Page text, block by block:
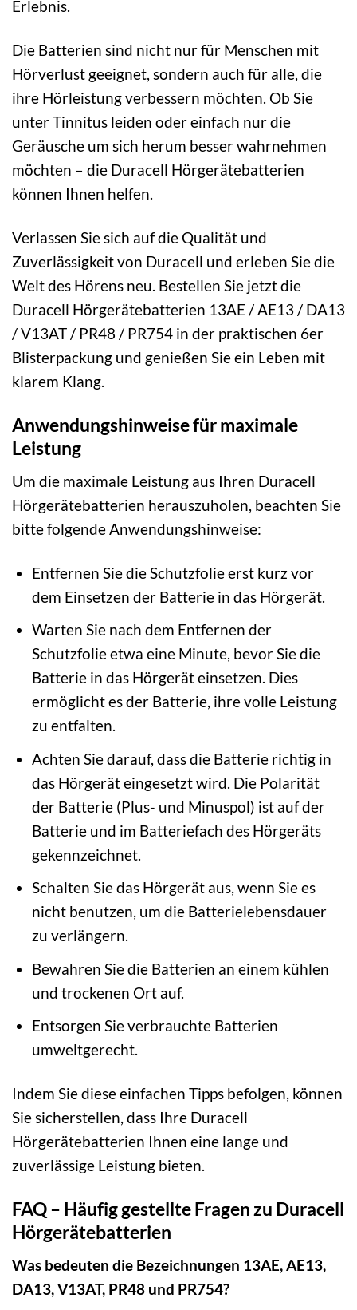
Erlebnis.
Die Batterien sind nicht nur für Menschen mit
Hörverlust geeignet, sondern auch für alle, die
ihre Hörleistung verbessern möchten. Ob Sie
unter Tinnitus leiden oder einfach nur die
Geräusche um sich herum besser wahrnehmen
möchten – die Duracell Hörgerätebatterien
können Ihnen helfen.
Verlassen Sie sich auf die Qualität und
Zuverlässigkeit von Duracell und erleben Sie die
Welt des Hörens neu. Bestellen Sie jetzt die
Duracell Hörgerätebatterien 13AE / AE13 / DA13
/ V13AT / PR48 / PR754 in der praktischen 6er
Blisterpackung und genießen Sie ein Leben mit
klarem Klang.
Anwendungshinweise für maximale
Leistung
Um die maximale Leistung aus Ihren Duracell
Hörgerätebatterien herauszuholen, beachten Sie
bitte folgende Anwendungshinweise:
Entfernen Sie die Schutzfolie erst kurz vor
dem Einsetzen der Batterie in das Hörgerät.
Warten Sie nach dem Entfernen der
Schutzfolie etwa eine Minute, bevor Sie die
Batterie in das Hörgerät einsetzen. Dies
ermöglicht es der Batterie, ihre volle Leistung
zu entfalten.
Achten Sie darauf, dass die Batterie richtig in
das Hörgerät eingesetzt wird. Die Polarität
der Batterie (Plus- und Minuspol) ist auf der
Batterie und im Batteriefach des Hörgeräts
gekennzeichnet.
Schalten Sie das Hörgerät aus, wenn Sie es
nicht benutzen, um die Batterielebensdauer
zu verlängern.
Bewahren Sie die Batterien an einem kühlen
und trockenen Ort auf.
Entsorgen Sie verbrauchte Batterien
umweltgerecht.
Indem Sie diese einfachen Tipps befolgen, können
Sie sicherstellen, dass Ihre Duracell
Hörgerätebatterien Ihnen eine lange und
zuverlässige Leistung bieten.
FAQ – Häufig gestellte Fragen zu Duracell
Hörgerätebatterien
Was bedeuten die Bezeichnungen 13AE, AE13,
DA13, V13AT, PR48 und PR754?